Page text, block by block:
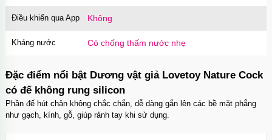
Điều khiển qua App Không
Kháng nước Có chống thấm nước nhẹ
Đặc điểm nổi bật Dương vật giả Lovetoy Nature Cock
có đế không rung silicon
Phần đế hút chân không chắc chắn, dễ dàng gắn lên các bề mặt phẳng
như gạch, kính, gỗ, giúp rảnh tay khi sử dụng.